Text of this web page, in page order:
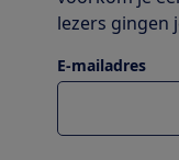
lezers gingen
E-mailadres